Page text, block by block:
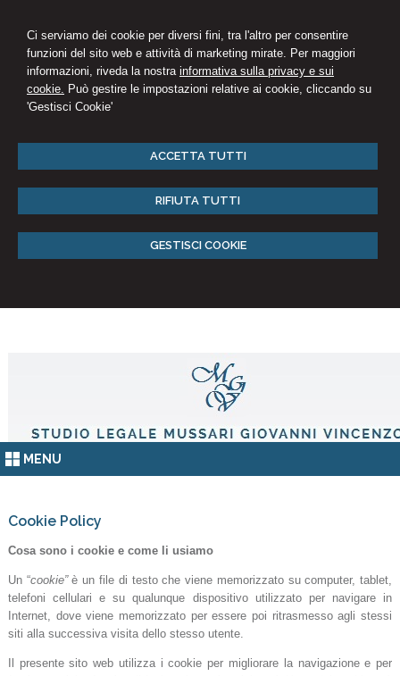
Ci serviamo dei cookie per diversi fini, tra l'altro per consentire
funzioni del sito web e attività di marketing mirate. Per maggiori
informazioni, riveda la nostra informativa sulla privacy e sui
cookie. Può gestire le impostazioni relative ai cookie, cliccando su
'Gestisci Cookie'
ACCETTA TUTTI
RIFIUTA TUTTI
GESTISCI COOKIE
MENU
Cookie Policy
Cosa sono i cookie e come li usiamo
Un “cookie”è un file di testo che viene memorizzato su computer, tablet,
telefoni cellulari e su qualunque dispositivo utilizzato per navigare in
Internet, dove viene memorizzato per essere poi ritrasmesso agli stessi
siti alla successiva visita dello stesso utente.
Il presente sito web utilizza i cookie per migliorare la navigazione e per